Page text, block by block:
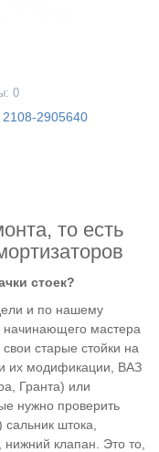
0
2905640
то есть
стоек?
и по нашему
начинающего мастера
старые стойки на
их модификации, ВАЗ
Гранта) или
нужно проверить
штока,
клапан. Это то,